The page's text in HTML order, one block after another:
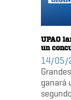
UPAO
un
14/05/
ganará